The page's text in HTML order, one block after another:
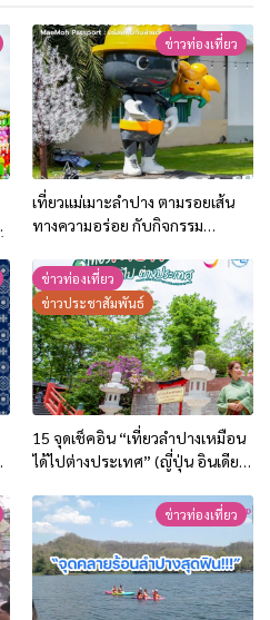
ข่าวท่องเที่ยว
เที่ยวแม่เมาะลำปาง ตามรอยเส้น
ทางความอร่อย กับกิจกรรม
ล่าแต้ม
ข่าวท่องเที่ยว
ข่าวประชาสัมพันธ์
15 จุดเช็คอิน “เที่ยวลำปางเหมือน
ได้ไปต่างประเทศ” (ญี่ปุ่น อินเดีย
ข่าวท่องเที่ยว